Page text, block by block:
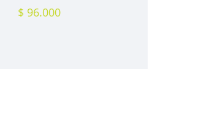
$ 96.000